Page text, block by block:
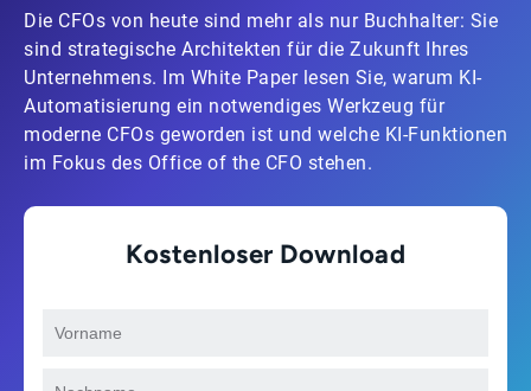
Die CFOs von heute sind mehr als nur Buchhalter: Sie
sind strategische Architekten für die Zukunft Ihres
Unternehmens. Im White Paper lesen Sie, warum KI-
Automatisierung ein notwendiges Werkzeug für
moderne CFOs geworden ist und welche KI-Funktionen
im Fokus des Office of the CFO stehen.
Kostenloser Download